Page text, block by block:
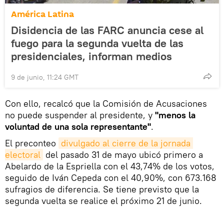
América Latina
Disidencia de las FARC anuncia cese al
fuego para la segunda vuelta de las
presidenciales, informan medios
9 de junio, 11:24 GMT
Con ello, recalcó que la Comisión de Acusaciones
no puede suspender al presidente, y "menos la
voluntad de una sola representante".
El preconteo divulgado al cierre de la jornada
electoral del pasado 31 de mayo ubicó primero a
Abelardo de la Espriella con el 43,74% de los votos,
seguido de Iván Cepeda con el 40,90%, con 673.168
sufragios de diferencia. Se tiene previsto que la
segunda vuelta se realice el próximo 21 de junio.